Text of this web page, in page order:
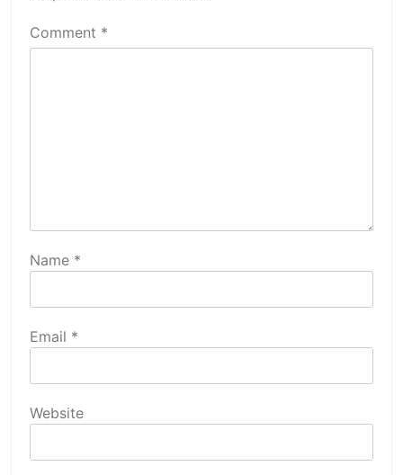
Comment *
Name *
Email *
Website